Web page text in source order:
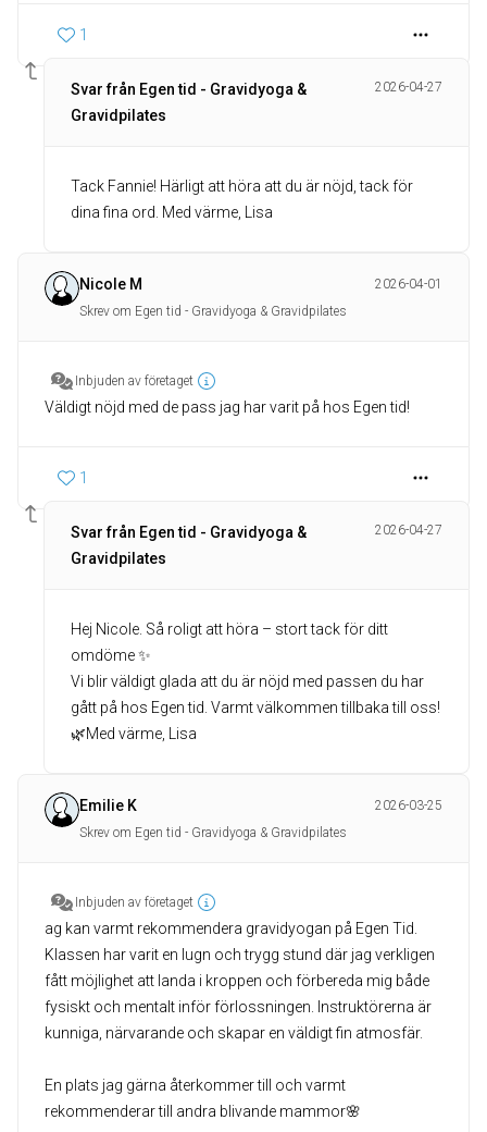
1
Svar från Egen tid - Gravidyoga &
Gravidpilates
2026-04-27
Tack Fannie! Härligt att höra att du är nöjd, tack för
dina fina ord. Med värme, Lisa
Nicole M
2026-04-01
Skrev om Egen tid - Gravidyoga & Gravidpilates
Inbjuden av företaget
Väldigt nöjd med de pass jag har varit på hos Egen tid!
1
Svar från Egen tid - Gravidyoga &
Gravidpilates
2026-04-27
Hej Nicole. Så roligt att höra – stort tack för ditt
omdöme ✨
Vi blir väldigt glada att du är nöjd med passen du har
gått på hos Egen tid. Varmt välkommen tillbaka till oss!
🌿Med värme, Lisa
Emilie K
2026-03-25
Skrev om Egen tid - Gravidyoga & Gravidpilates
Inbjuden av företaget
ag kan varmt rekommendera gravidyogan på Egen Tid.
Klassen har varit en lugn och trygg stund där jag verkligen
fått möjlighet att landa i kroppen och förbereda mig både
fysiskt och mentalt inför förlossningen. Instruktörerna är
kunniga, närvarande och skapar en väldigt fin atmosfär.
En plats jag gärna återkommer till och varmt
rekommenderar till andra blivande mammor🌸